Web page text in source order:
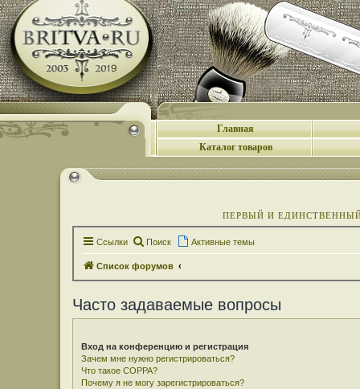
Главная
Каталог товаров
ПЕРВЫЙ И
Ссылки Поиск Активные темы
Список форумов
Часто задаваемые вопросы
Вход на конференцию и регистрация
Зачем мне нужно регистрироваться?
Что такое COPPA?
Почему я не могу зарегистрироваться?